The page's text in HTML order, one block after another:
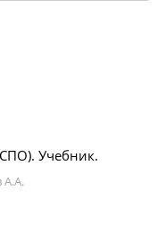
Учебник.
А.А.